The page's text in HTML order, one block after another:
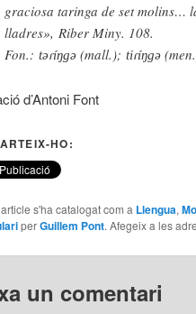
graciosa taringa de set molins…
lladres», Riber Miny. 108.
Fon.: təɾíŋgə (mall.); tiɾíŋgə
d’Antoni Font
HO:
s'ha catalogat com a Llengua,
perGuillem Pont. Afegeix a les
un comentari